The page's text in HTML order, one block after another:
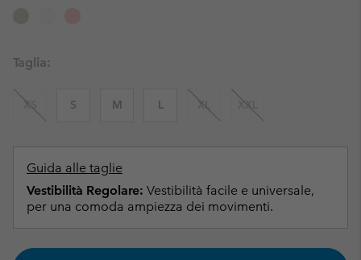
Taglia:
XS S M L XL XXL
Guida alle taglie
Vestibilità Regolare: Vestibilità facile e universale,
per una comoda ampiezza dei movimenti.